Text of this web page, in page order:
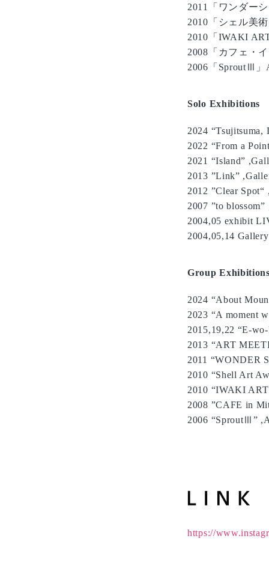
2011「ワンダー
2010「シェル美
2010「IWAKI
2008「カフェ・
2006「SproutⅢ
Solo Exhibitions
2024 “Tsujitsuma,
2022 “From a
2021 “Island”
2013 ”Link”
2012 ”Clear
2007 ”to
2004,05 exhibit
2004,05,14
Group
2024 “About
2023 “A moment
2015,19,22 “E-
2013 “ART
2011 “WONDER
2010 “Shell Art
2010 “IWAKI
2008 ”CAFE in
2006 “SproutⅢ”
https://